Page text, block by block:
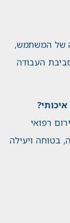
של המשתמש,
העבודה
רפואי
בטוחה ויעילה